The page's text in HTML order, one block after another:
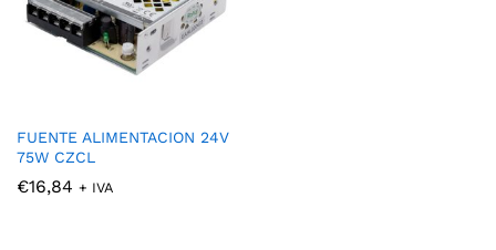
FUENTE ALIMENTACION 24V
75W CZCL
€16,84 + IVA